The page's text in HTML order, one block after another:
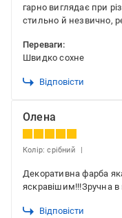
гарно виглядає при
стильно й незвично,
Переваги:
Швидко сохне
Відповісти
Олена
Колір: срібний
Декоративна фарба
яскравішим!!!Зручна в
Відповісти